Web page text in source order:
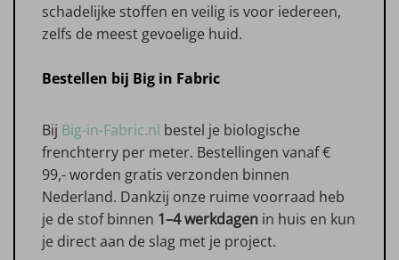
schadelijke stoffen en veilig is voor iedereen,
zelfs de meest gevoelige huid.
Bestellen bij Big in Fabric
Bij Big-in-Fabric.nl bestel je biologische
frenchterry per meter. Bestellingen vanaf €
99,- worden gratis verzonden binnen
Nederland. Dankzij onze ruime voorraad heb
je de stof binnen 1–4 werkdagen in huis en kun
je direct aan de slag met je project.